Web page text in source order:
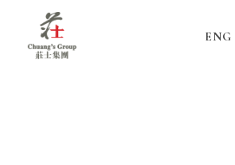
ENG